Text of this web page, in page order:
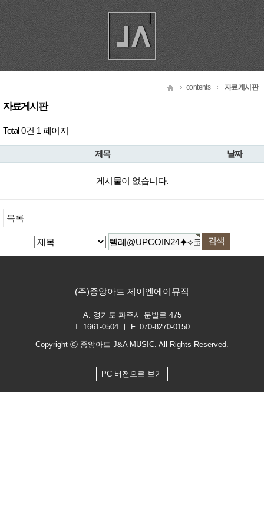
contents 자료게시판
자료게시판
Total 0건 1 페이지
제목 날짜
게시물이 없습니다.
목록
(주)중앙아트 제이엔에이뮤직
A. 경기도 파주시 문발로 475
T. 1661-0504 ㅣ F. 070-8270-0150
Copyright ⓒ 중앙아트 J&A MUSIC. All Rights Reserved.
PC 버전으로 보기